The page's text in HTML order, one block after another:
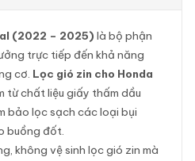
(2022 – 2025) là bộ phận
trực tiếp đến khả năng
cơ. Lọc gió zin cho Honda
từ chất liệu giấy thấm dầu
bảo lọc sạch các loại bụi
buồng đốt.
không vệ sinh lọc gió zin mà